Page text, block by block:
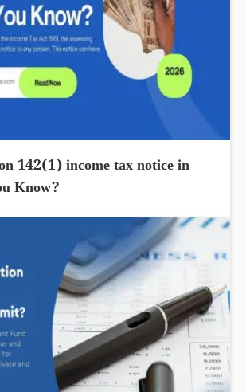
142(1) income tax notice in